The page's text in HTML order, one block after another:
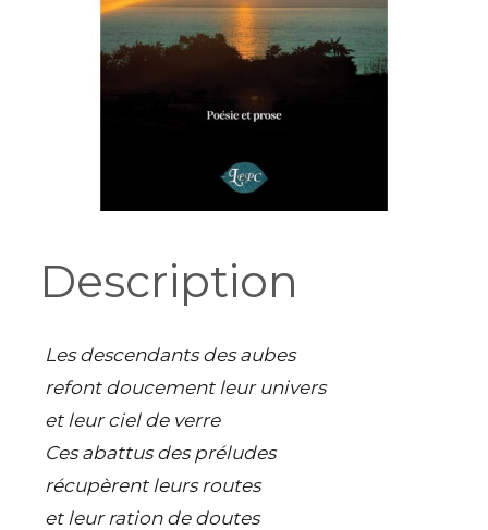
Description
Les descendants des aubes
refont doucement leur univers
et leur ciel de verre
Ces abattus des préludes
récupèrent leurs routes
et leur ration de doutes